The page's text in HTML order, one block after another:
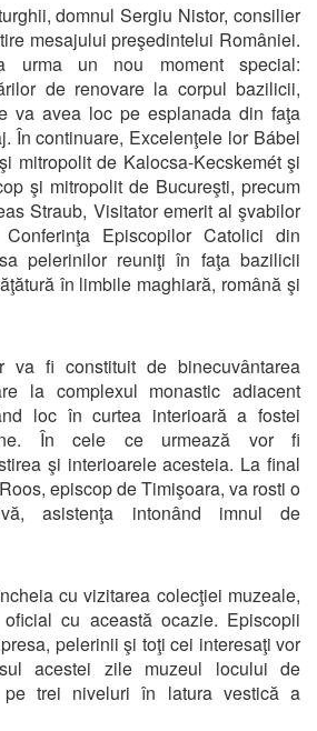
domnul Sergiu Nistor, consilier
mesajului preşedintelui României.
urma un nou moment special:
de renovare la corpul bazilicii,
va avea loc pe esplanada din faţa
În continuare, Excelenţele lor Bábel
mitropolit de Kalocsa-Kecskemét şi
şi mitropolit de Bucureşti, precum
Straub, Visitator emerit al şvabilor
Episcopilor Catolici din
pelerinilor reuniţi în faţa bazilicii
în limbile maghiară, română şi
va fi constituit de binecuvântarea
la complexul monastic adiacent
loc în curtea interioară a fostei
În cele ce urmează vor fi
şi interioarele acesteia. La final
episcop de Timişoara, va rosti o
asistenţa intonând imnul de
cu vizitarea colecţiei muzeale,
cu această ocazie. Episcopii
pelerinii şi toţi cei interesaţi vor
acestei zile muzeul locului de
pe trei niveluri în latura vestică a